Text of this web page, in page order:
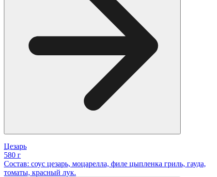
Цезарь
580 г
Состав: соус цезарь, моцарелла, филе цыпленка гриль, гауда,
томаты, красный лук.